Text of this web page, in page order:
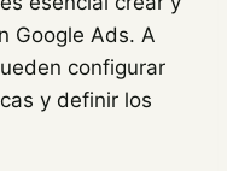
Google Ads. A
configurar
y definir los